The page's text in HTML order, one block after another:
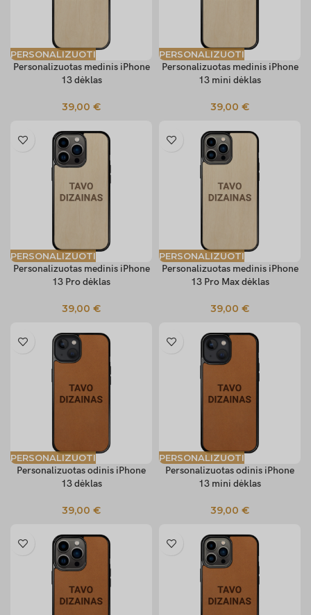
PERSONALIZUOTI
Personalizuotas medinis iPhone
13 dėklas
39,00 €
PERSONALIZUOTI
Personalizuotas medinis iPhone
13 mini dėklas
39,00 €
PERSONALIZUOTI
Personalizuotas medinis iPhone
13 Pro dėklas
39,00 €
PERSONALIZUOTI
Personalizuotas medinis iPhone
13 Pro Max dėklas
39,00 €
PERSONALIZUOTI
Personalizuotas odinis iPhone
13 dėklas
39,00 €
PERSONALIZUOTI
Personalizuotas odinis iPhone
13 mini dėklas
39,00 €